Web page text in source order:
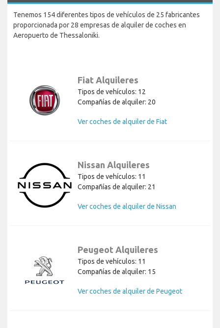
Tenemos 154 diferentes tipos de vehículos de 25 fabricantes
proporcionada por 28 empresas de alquiler de coches en
Aeropuerto de Thessaloniki.
Fiat Alquileres
Tipos de vehículos: 12
Compañías de alquiler: 20
Ver coches de alquiler de Fiat
Nissan Alquileres
Tipos de vehículos: 11
Compañías de alquiler: 21
Ver coches de alquiler de Nissan
Peugeot Alquileres
Tipos de vehículos: 11
Compañías de alquiler: 15
Ver coches de alquiler de Peugeot